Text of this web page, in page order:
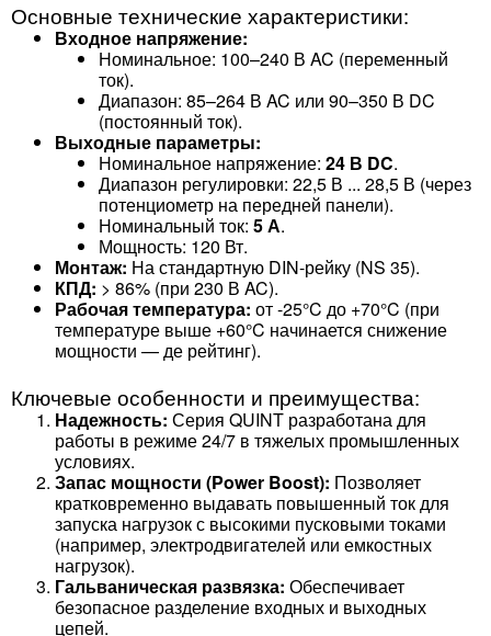
Основные технические характеристики:
Входное напряжение:
Номинальное: 100–240 В AC (переменный
ток).
Диапазон: 85–264 В AC или 90–350 В DC
(постоянный ток).
Выходные параметры:
Номинальное напряжение: 24 В DC.
Диапазон регулировки: 22,5 В ... 28,5 В (через
потенциометр на передней панели).
Номинальный ток: 5 А.
Мощность: 120 Вт.
Монтаж: На стандартную DIN-рейку (NS 35).
КПД: > 86% (при 230 В AC).
Рабочая температура: от -25°C до +70°C (при
температуре выше +60°C начинается снижение
мощности — де рейтинг).
Ключевые особенности и преимущества:
Надежность: Серия QUINT разработана для
работы в режиме 24/7 в тяжелых промышленных
условиях.
Запас мощности (Power Boost): Позволяет
кратковременно выдавать повышенный ток для
запуска нагрузок с высокими пусковыми токами
(например, электродвигателей или емкостных
нагрузок).
Гальваническая развязка: Обеспечивает
безопасное разделение входных и выходных
цепей.